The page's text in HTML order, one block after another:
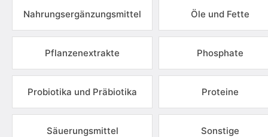
Nahrungsergänzungsmittel Öle und Fette
Pflanzenextrakte Phosphate
Probiotika und Präbiotika Proteine
Säuerungsmittel Sonstige